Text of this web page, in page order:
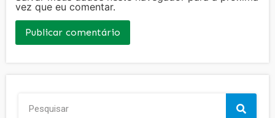
vez que eu comentar.